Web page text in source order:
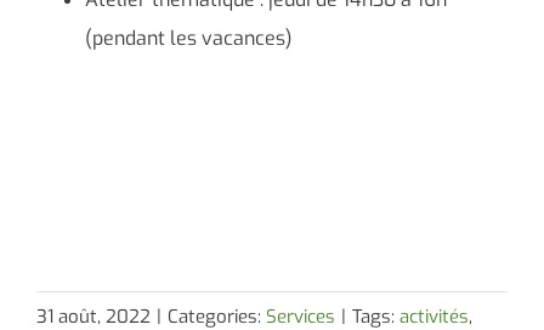
(pendant les vacances)
31 août, 2022 | Categories: Services | Tags: activités,